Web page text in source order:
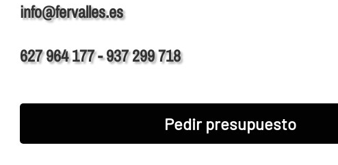
info@fervalles.es
627 964 177 - 937 299 718
Pedir presupuesto